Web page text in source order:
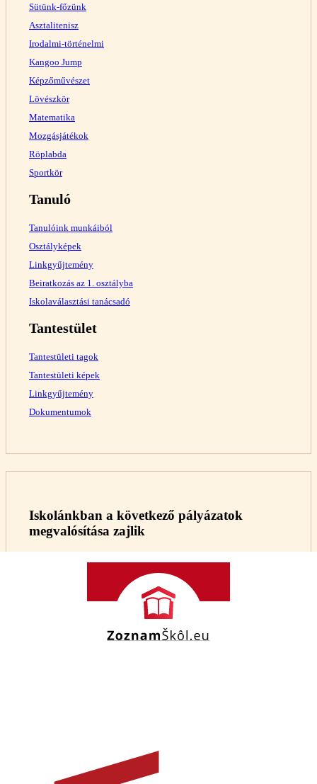
Sütünk-főzünk
Asztalitenisz
Irodalmi-történelmi
Kangoo Jump
Képzőművészet
Lövészkör
Matematika
Mozgásjátékok
Röplabda
Sportkör
Tanuló
Tanulóink munkáiból
Osztályképek
Linkgyűjtemény
Beiratkozás az 1. osztályba
Iskolaválasztási tanácsadó
Tantestület
Tantestületi tagok
Tantestületi képek
Linkgyűjtemény
Dokumentumok
Iskolánkban a következő pályázatok
megvalósítása zajlik